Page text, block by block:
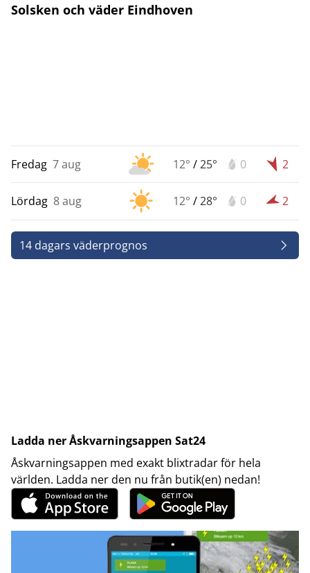
Solsken och väder Eindhoven
Fredag 7 aug 12° /25° 0 2
Lördag 8 aug 12° /28° 0 2
14 dagars väderprognos
Ladda ner Åskvarningsappen Sat24
Åskvarningsappen med exakt blixtradar för hela
världen. Ladda ner den nu från butik(en) nedan!